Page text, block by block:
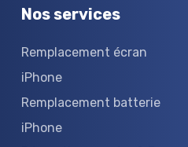
Nos services
Remplacement écran
iPhone
Remplacement batterie
iPhone